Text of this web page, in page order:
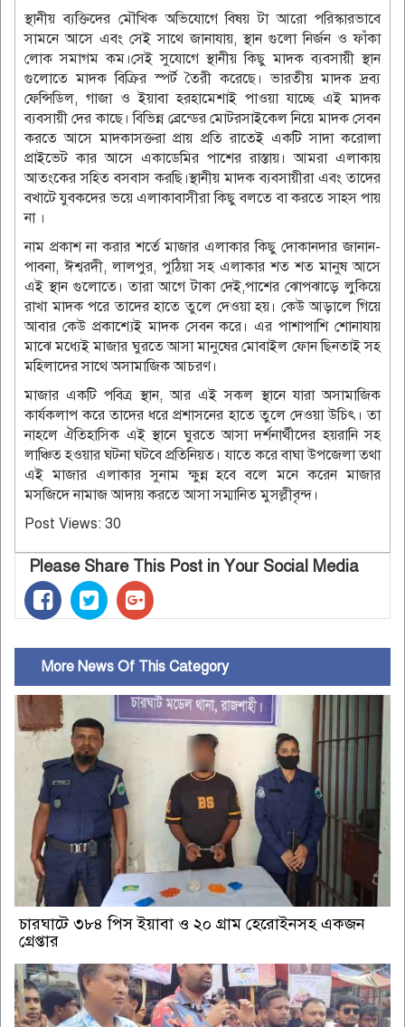
স্থানীয় ব্যক্তিদের মৌখিক অভিযোগে বিষয় টা আরো পরিস্কারভাবে
সামনে আসে এবং সেই সাথে জানাযায়, স্থান গুলো নির্জন ও ফাঁকা
লোক সমাগম কম।সেই সুযোগে স্থানীয় কিছু মাদক ব্যবসায়ী স্থান
গুলোতে মাদক বিক্রির স্পর্ট তৈরী করেছে। ভারতীয় মাদক দ্রব্য
ফেন্সিডিল, গাজা ও ইয়াবা হরহামেশাই পাওয়া যাচ্ছে এই মাদক
ব্যবসায়ী দের কাছে। বিভিন্ন ব্রেন্ডের মোটরসাইকেল নিয়ে মাদক সেবন
করতে আসে মাদকাসক্তরা প্রায় প্রতি রাতেই একটি সাদা করোলা
প্রাইভেট কার আসে একাডেমির পাশের রাস্তায়। আমরা এলাকায়
আতংকের সহিত বসবাস করছি।স্থানীয় মাদক ব্যবসায়ীরা এবং তাদের
বখাটে যুবকদের ভয়ে এলাকাবাসীরা কিছু বলতে বা করতে সাহস পায়
না ।
নাম প্রকাশ না করার শর্তে মাজার এলাকার কিছু দোকানদার জানান-
পাবনা, ঈশ্বরদী, লালপুর, পুঠিয়া সহ এলাকার শত শত মানুষ আসে
এই স্থান গুলোতে। তারা আগে টাকা দেই,পাশের ঝোপঝাড়ে লুকিয়ে
রাখা মাদক পরে তাদের হাতে তুলে দেওয়া হয়। কেউ আড়ালে গিয়ে
আবার কেউ প্রকাশ্যেই মাদক সেবন করে। এর পাশাপাশি শোনাযায়
মাঝে মধ্যেই মাজার ঘুরতে আসা মানুষের মোবাইল ফোন ছিনতাই সহ
মহিলাদের সাথে অসামাজিক আচরণ।
মাজার একটি পবিত্র স্থান, আর এই সকল স্থানে যারা অসামাজিক
কার্যকলাপ করে তাদের ধরে প্রশাসনের হাতে তুলে দেওয়া উচিৎ। তা
নাহলে ঐতিহাসিক এই স্থানে ঘুরতে আসা দর্শনার্থীদের হয়রানি সহ
লাঞ্চিত হওয়ার ঘটনা ঘটবে প্রতিনিয়ত। যাতে করে বাঘা উপজেলা তথা
এই মাজার এলাকার সুনাম ক্ষুন্ন হবে বলে মনে করেন মাজার
মসজিদে নামাজ আদায় করতে আসা সম্মানিত মুসল্লীবৃন্দ।
Post Views: 30
Please Share This Post in Your Social Media
More News Of This Category
চারঘাটে ৩৮৪ পিস ইয়াবা ও ২০ গ্রাম হেরোইনসহ একজন
গ্রেপ্তার